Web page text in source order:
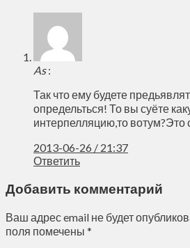
As :
Так что ему будете
определьться! То вы суёте
интерпелляцию,то вотум?Это
2013-06-26 / 21:37
Ответить
Добавить комментарий
Ваш адрес email не будет
поля помечены *